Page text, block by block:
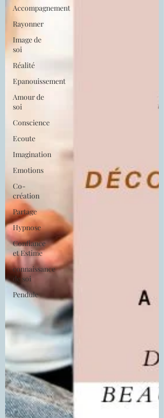
Accompagnement
Rayonner
Image de
soi
Réalité
Epanouissement
Amour de
soi
Conscience
Ecoute
Imagination
Emotions
Co-
création
Partage
Hypnose
Confiance
et Estime
connaissance
de soi
Pendule